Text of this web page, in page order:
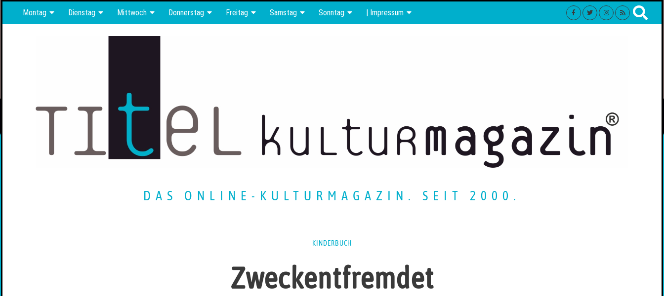
Montag Dienstag Mittwoch Donnerstag Freitag Samstag Sonntag | Impressum
DAS ONLINE-KULTURMAGAZIN. SEIT 2000.
KINDERBUCH
Zweckentfremdet